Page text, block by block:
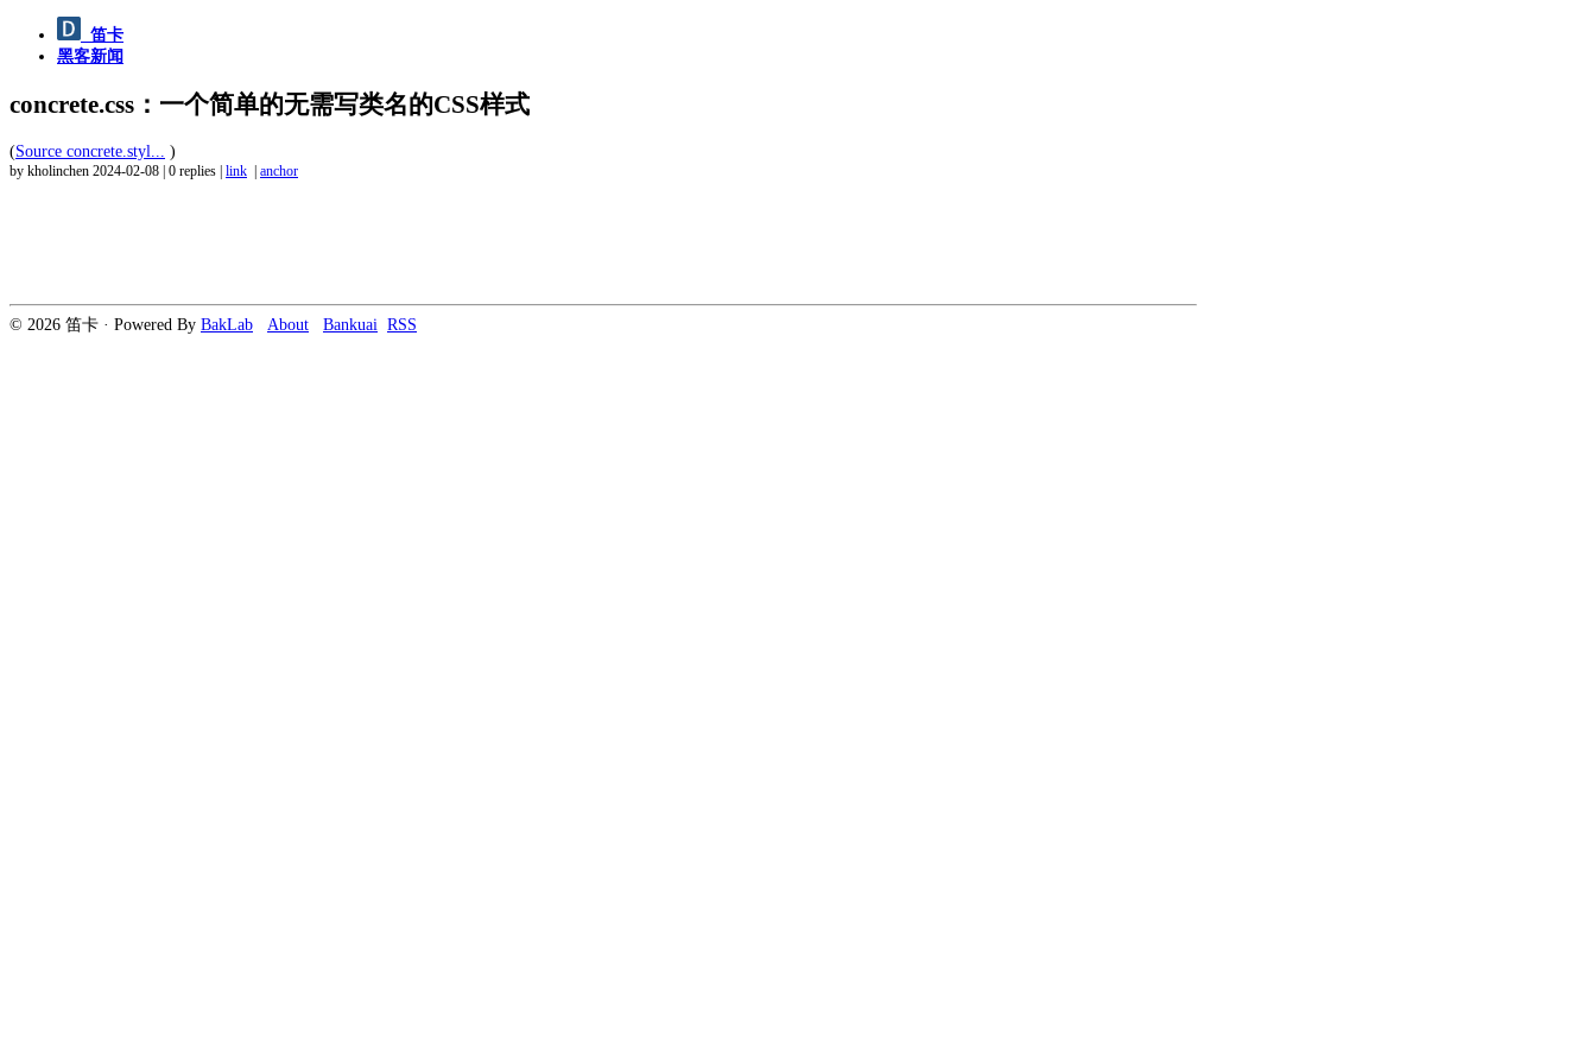
笛卡
黑客新闻
concrete.css：一个简单的无需写类名的CSS样式
(Source concrete.styl... )
by kholinchen 2024-02-08 0 replies link anchor
© 2026 笛卡 · Powered By BakLab About Bankuai RSS